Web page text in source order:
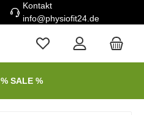
Kontakt
info@physiofit24.de
% SALE %